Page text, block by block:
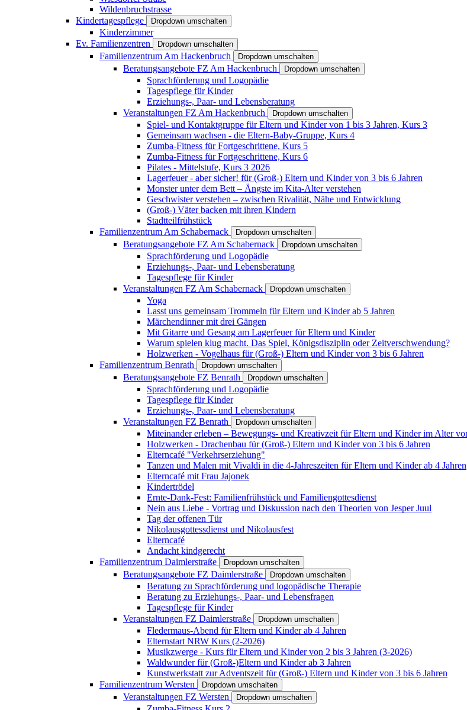
Wildenbruchstrasse
Kindertagespflege
Dropdown umschalten
Kinderzimmer
Ev. Familienzentren
Dropdown umschalten
Familienzentrum Am Hackenbruch Dropdown umschalten
Beratungsangebote FZ Am Hackenbruch Dropdown umschalten
Sprachförderung und Logopädie
Tagespflege für Kinder
Erziehungs-, Paar- und Lebensberatung
Veranstaltungen FZ Am Hackenbruch
Dropdown umschalten
Spiel- und Kontaktgruppe für Eltern und Kinder von 1 bis 3 Jahren, Kurs 3
Gemeinsam wachsen - die Eltern-Baby-Gruppe, Kurs 4
Zumba-Fitness für Fortgeschrittene, Kurs 5
Zumba-Fitness für Fortgeschrittene, Kurs 6
Pilates - Mittelstufe, Kurs 3 2026
Lagerfeuer - aber sicher! für (Groß-) Eltern und Kinder von 3 bis 6 Jahren
Monster unter dem Bett – Ängste im Kita-Alter verstehen
Geschwister verstehen – zwischen Rivalität, Nähe und Entwicklung
(Groß-) Väter backen mit ihren Kindern
Stadtteilfrühstück
Familienzentrum Am Schabernack
Dropdown umschalten
Beratungsangebote FZ Am Schabernack Dropdown umschalten
Sprachförderung und Logopädie
Erziehungs-, Paar- und Lebensberatung
Tagespflege für Kinder
Veranstaltungen FZ Am Schabernack
Dropdown umschalten
Yoga
Lasst uns gemeinsam Trommeln für Eltern und Kinder ab 5 Jahren
Märchendinner mit drei Gängen
Mit Gitarre und Gesang am Lagerfeuer für Eltern und Kinder
Warum spielen klug macht. Das Spiel, Königsdisziplin oder Zeitverschwendung?
Holzwerken - Vogelhaus für (Groß-) Eltern und Kinder von 3 bis 6 Jahren
Familienzentrum Benrath
Dropdown umschalten
Beratungsangebote FZ Benrath Dropdown umschalten
Sprachförderung und Logopädie
Tagespflege für Kinder
Erziehungs-, Paar- und Lebensberatung
Veranstaltungen FZ Benrath
Dropdown umschalten
Miteinander erleben – Bewegungs- und Kreativzeit für Eltern und Kinder im Alter
Holzwerken - Drachenbau für (Groß-) Eltern und Kinder von 3 bis 6 Jahren
Elterncafé "Verkehrserziehung"
Tanzen und Malen mit Vivaldi in die 4-Jahreszeiten für Eltern und Kinder ab 4 Jahren
Elterncafé mit Frau Jajonek
Kindertrödel
Ernte-Dank-Fest: Familienfrühstück und Familiengottesdienst
Nein aus Liebe - Vortrag und Diskussion nach den Theorien von Jesper Juul
Tag der offenen Tür
Nikolausgottessdienst und Nikolausfest
Elterncafé
Andacht kindgerecht
Familienzentrum Daimlerstraße
Dropdown umschalten
Beratungsangebote FZ Daimlerstraße Dropdown umschalten
Beratung zu Sprachförderung und logopädische Therapie
Beratung zu Erziehungs-, Paar- und Lebensfragen
Tagespflege für Kinder
Veranstaltungen FZ Daimlerstraße
Dropdown umschalten
Fledermaus-Abend für Eltern und Kinder ab 4 Jahren
Elternstart NRW Kurs (2-2026)
Musikzwerge - Kurs für Eltern und Kinder von 2 bis 3 Jahren (3-2026)
Waldwunder für (Groß-)Eltern und Kinder ab 3 Jahren
Kunstwerkstatt zur Adventszeit für (Groß-) Eltern und Kinder von 3 bis 6 Jahren
Familienzentrum Wersten
Dropdown umschalten
Veranstaltungen FZ Wersten Dropdown umschalten